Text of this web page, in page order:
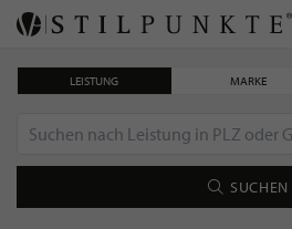
LEISTUNG MARKE
SUCHEN